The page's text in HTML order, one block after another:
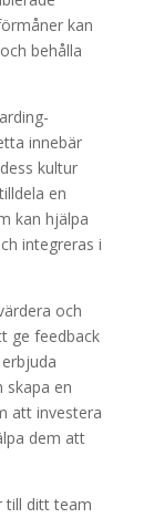
kan
behålla
innebär
kultur
en
kan hjälpa
integreras i
och
ge feedback
skapa en
att investera
dem att
till ditt team